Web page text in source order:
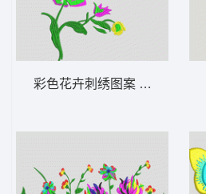
彩色花卉刺绣图案 靓花